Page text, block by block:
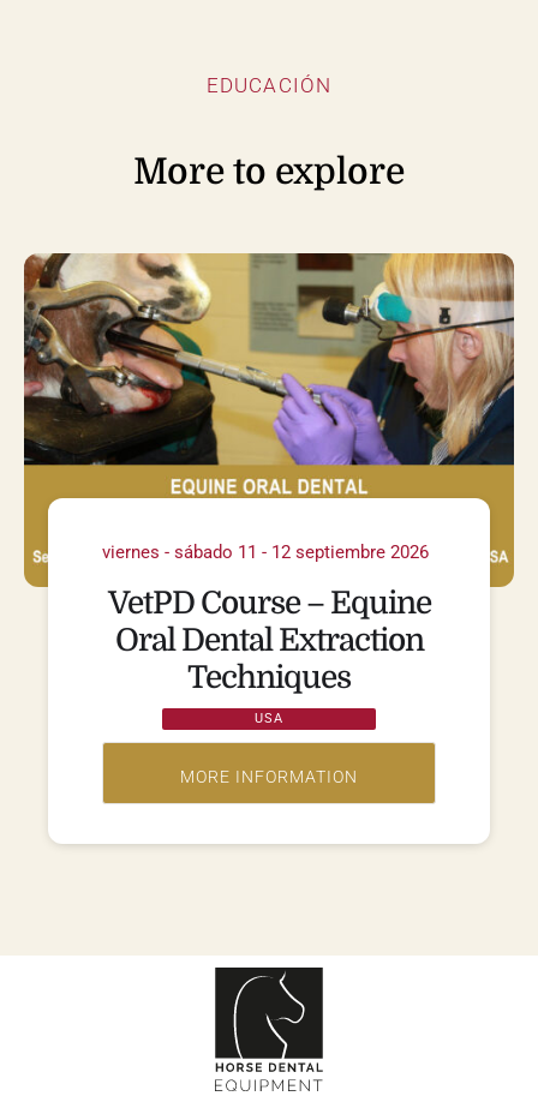
EDUCACIÓN
More to explore
viernes - sábado 11 - 12 septiembre 2026
VetPD Course – Equine
Oral Dental Extraction
Techniques
USA